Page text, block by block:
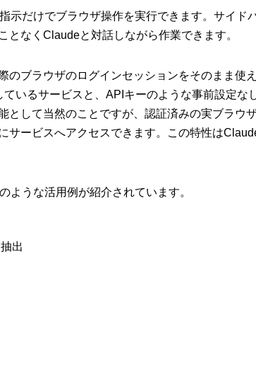
示だけでブラウザ操作を実行できます。サイド
となくClaudeと対話しながら作業できます。
のブラウザのログインセッションをそのまま使え
いるサービスと、APIキーのような事前設定な
として当然のことですが、認証済みの実ブラウ
サービスへアクセスできます。この特性は
ような活用例が紹介されています。
出